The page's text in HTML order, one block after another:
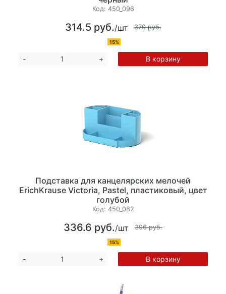
Код: 450_096
314.5 руб./шт 370 руб.
15%
- + В корзину
Подставка для канцелярских мелочей
ErichKrause Victoria, Pastel, пластиковый, цвет
голубой
Код: 450_082
336.6 руб./шт 396 руб.
15%
- + В корзину